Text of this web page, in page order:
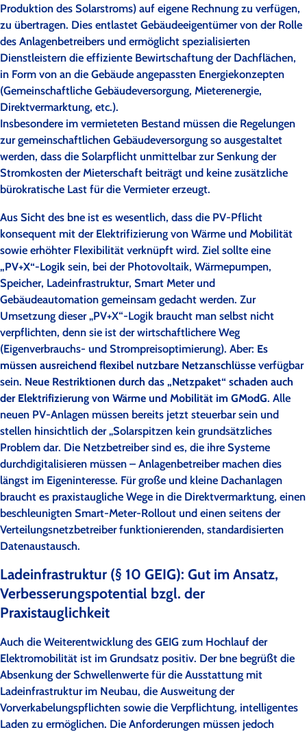
Produktion des Solarstroms) auf eigene Rechnung zu verfügen,
zu übertragen. Dies entlastet Gebäudeeigentümer von der Rolle
des Anlagenbetreibers und ermöglicht spezialisierten
Dienstleistern die effiziente Bewirtschaftung der Dachflächen,
in Form von an die Gebäude angepassten Energiekonzepten
(Gemeinschaftliche Gebäudeversorgung, Mieterenergie,
Direktvermarktung, etc.).
Insbesondere im vermieteten Bestand müssen die Regelungen
zur gemeinschaftlichen Gebäudeversorgung so ausgestaltet
werden, dass die Solarpflicht unmittelbar zur Senkung der
Stromkosten der Mieterschaft beiträgt und keine zusätzliche
bürokratische Last für die Vermieter erzeugt.
Aus Sicht des bne ist es wesentlich, dass die PV-Pflicht
konsequent mit der Elektrifizierung von Wärme und Mobilität
sowie erhöhter Flexibilität verknüpft wird. Ziel sollte eine
„PV+X“-Logik sein, bei der Photovoltaik, Wärmepumpen,
Speicher, Ladeinfrastruktur, Smart Meter und
Gebäudeautomation gemeinsam gedacht werden. Zur
Umsetzung dieser „PV+X“-Logik braucht man selbst nicht
verpflichten, denn sie ist der wirtschaftlichere Weg
(Eigenverbrauchs- und Strompreisoptimierung). Aber: Es
müssen ausreichend flexibel nutzbare Netzanschlüsse verfügbar
sein. Neue Restriktionen durch das „Netzpaket“ schaden auch
der Elektrifizierung von Wärme und Mobilität im GModG. Alle
neuen PV-Anlagen müssen bereits jetzt steuerbar sein und
stellen hinsichtlich der „Solarspitzen kein grundsätzliches
Problem dar. Die Netzbetreiber sind es, die ihre Systeme
durchdigitalisieren müssen – Anlagenbetreiber machen dies
längst im Eigeninteresse. Für große und kleine Dachanlagen
braucht es praxistaugliche Wege in die Direktvermarktung, einen
beschleunigten Smart-Meter-Rollout und einen seitens der
Verteilungsnetzbetreiber funktionierenden, standardisierten
Datenaustausch.
Ladeinfrastruktur (§ 10 GEIG): Gut im Ansatz,
Verbesserungspotential bzgl. der
Praxistauglichkeit
Auch die Weiterentwicklung des GEIG zum Hochlauf der
Elektromobilität ist im Grundsatz positiv. Der bne begrüßt die
Absenkung der Schwellenwerte für die Ausstattung mit
Ladeinfrastruktur im Neubau, die Ausweitung der
Vorverkabelungspflichten sowie die Verpflichtung, intelligentes
Laden zu ermöglichen. Die Anforderungen müssen jedoch